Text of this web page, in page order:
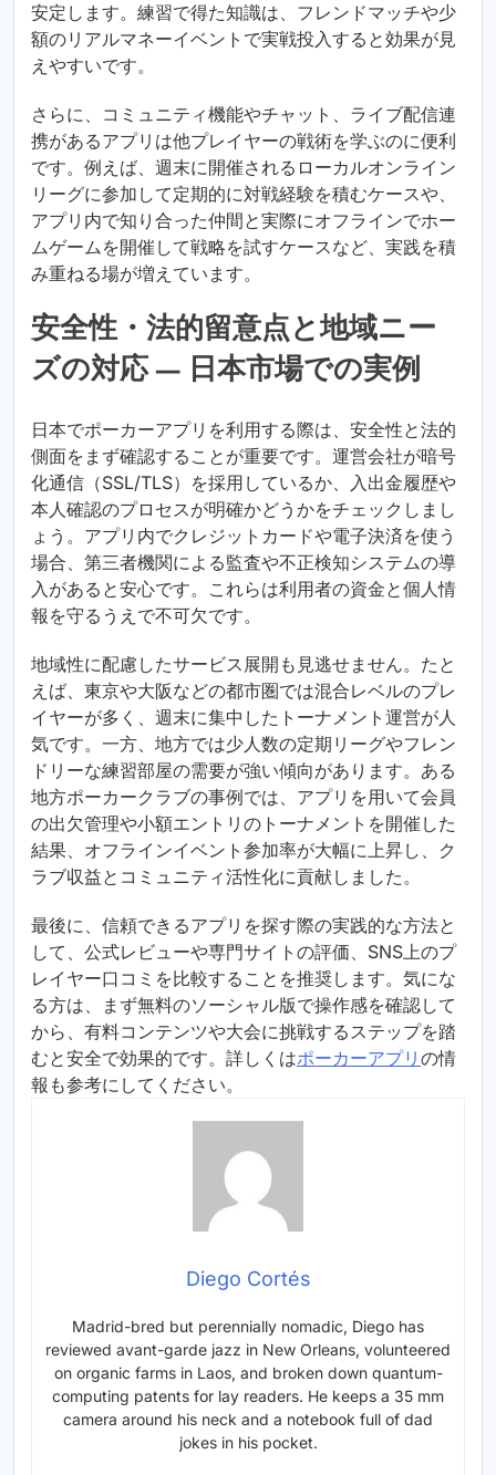
安定します。練習で得た知識は、フレンドマッチや少
額のリアルマネーイベントで実戦投入すると効果が見
えやすいです。
さらに、コミュニティ機能やチャット、ライブ配信連
携があるアプリは他プレイヤーの戦術を学ぶのに便利
です。例えば、週末に開催されるローカルオンライン
リーグに参加して定期的に対戦経験を積むケースや、
アプリ内で知り合った仲間と実際にオフラインでホー
ムゲームを開催して戦略を試すケースなど、実践を積
み重ねる場が増えています。
安全性・法的留意点と地域ニー
ズの対応 — 日本市場での実例
日本でポーカーアプリを利用する際は、安全性と法的
側面をまず確認することが重要です。運営会社が暗号
化通信（SSL/TLS）を採用しているか、入出金履歴や
本人確認のプロセスが明確かどうかをチェックしまし
ょう。アプリ内でクレジットカードや電子決済を使う
場合、第三者機関による監査や不正検知システムの導
入があると安心です。これらは利用者の資金と個人情
報を守るうえで不可欠です。
地域性に配慮したサービス展開も見逃せません。たと
えば、東京や大阪などの都市圏では混合レベルのプレ
イヤーが多く、週末に集中したトーナメント運営が人
気です。一方、地方では少人数の定期リーグやフレン
ドリーな練習部屋の需要が強い傾向があります。ある
地方ポーカークラブの事例では、アプリを用いて会員
の出欠管理や小額エントリのトーナメントを開催した
結果、オフラインイベント参加率が大幅に上昇し、ク
ラブ収益とコミュニティ活性化に貢献しました。
最後に、信頼できるアプリを探す際の実践的な方法と
して、公式レビューや専門サイトの評価、SNS上のプ
レイヤー口コミを比較することを推奨します。気にな
る方は、まず無料のソーシャル版で操作感を確認して
から、有料コンテンツや大会に挑戦するステップを踏
むと安全で効果的です。詳しくはポーカーアプリ の情
報も参考にしてください。
Diego Cortés
Madrid-bred but perennially nomadic, Diego has
reviewed avant-garde jazz in New Orleans, volunteered
on organic farms in Laos, and broken down quantum-
computing patents for lay readers. He keeps a 35 mm
camera around his neck and a notebook full of dad
jokes in his pocket.